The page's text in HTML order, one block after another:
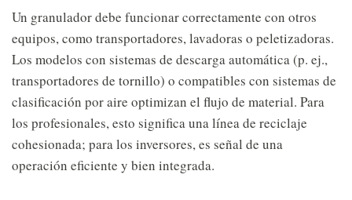
Un granulador debe funcionar correctamente con otros
equipos, como transportadores, lavadoras o peletizadoras.
Los modelos con sistemas de descarga automática (p. ej.,
transportadores de tornillo) o compatibles con sistemas de
clasificación por aire optimizan el flujo de material. Para
los profesionales, esto significa una línea de reciclaje
cohesionada; para los inversores, es señal de una
operación eficiente y bien integrada.